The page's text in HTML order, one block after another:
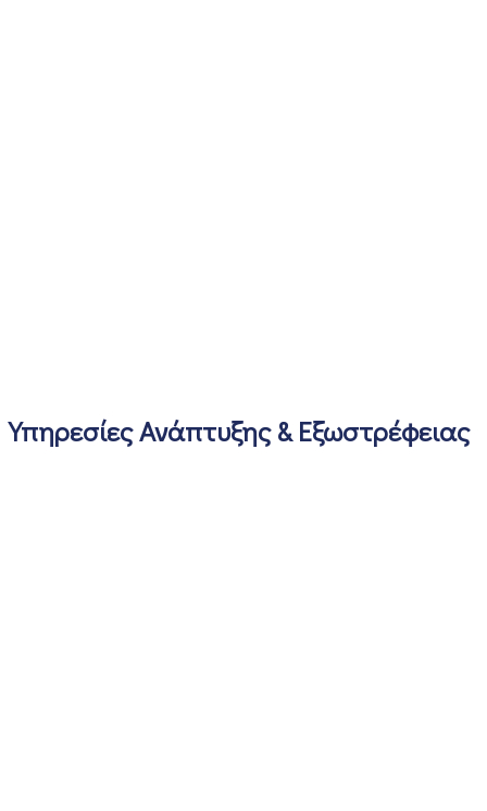
Υπηρεσίες Ανάπτυξης & Εξωστρέφειας